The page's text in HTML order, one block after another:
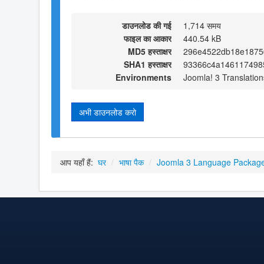
डाउनलोड की गई
1,714 समय
फाइल का आकार
440.54 kB
MD5 हस्ताक्षर
SHA1 हस्ताक्षर
Environments
Joomla! 3
अभी डाउनलोड करो
आप यहाँ हैं: घर / भाषा पैक / Joomla 3 Language